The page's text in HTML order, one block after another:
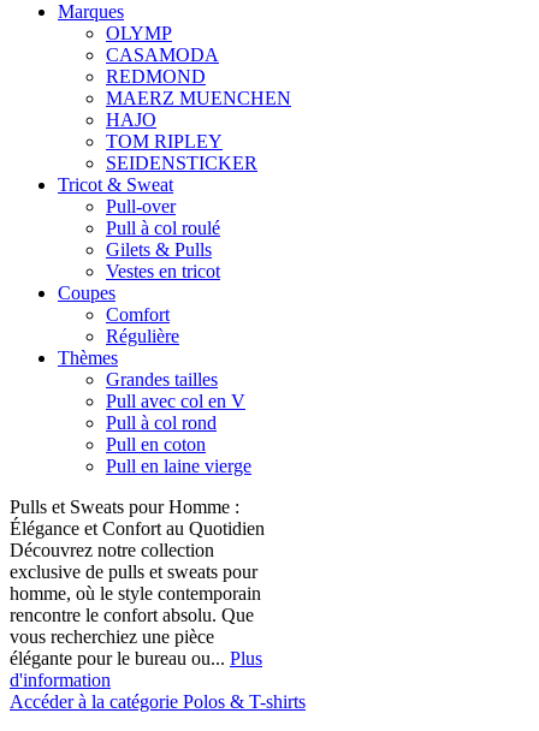
Marques
OLYMP
CASAMODA
REDMOND
MAERZ MUENCHEN
HAJO
TOM RIPLEY
SEIDENSTICKER
Tricot & Sweat
Pull-over
Pull à col roulé
Gilets & Pulls
Vestes en tricot
Coupes
Comfort
Régulière
Thèmes
Grandes tailles
Pull avec col en V
Pull à col rond
Pull en coton
Pull en laine vierge
Pulls et Sweats pour Homme :
Élégance et Confort au Quotidien
Découvrez notre collection
exclusive de pulls et sweats pour
homme, où le style contemporain
rencontre le confort absolu. Que
vous recherchiez une pièce
élégante pour le bureau ou... Plus
d'information
Accéder à la catégorie Polos & T-shirts